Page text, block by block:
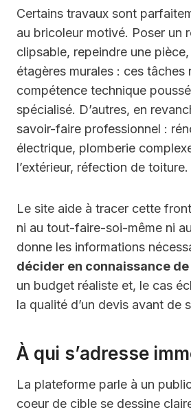
Certains travaux sont
au bricoleur motivé. Poser un
clipsable, repeindre une
étagères murales : ces tâches
compétence technique
spécialisé. D’autres, en
savoir-faire professionnel :
électrique, plomberie
l’extérieur, réfection de toiture.
Le site aide à tracer cette
ni au tout-faire-soi-même ni
donne les informations
décider en connaissance
un budget réaliste et, le cas
la qualité d’un devis avant de
À qui s’adresse
La plateforme parle à un
coeur de cible se dessine